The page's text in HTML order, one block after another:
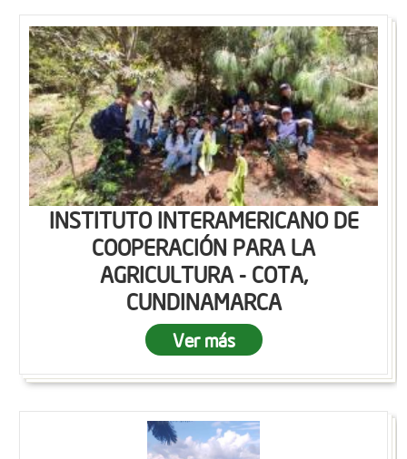
INSTITUTO INTERAMERICANO DE
COOPERACIÓN PARA LA
AGRICULTURA - COTA,
CUNDINAMARCA
Ver más